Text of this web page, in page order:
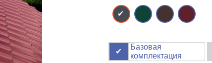
Базовая
комплектация